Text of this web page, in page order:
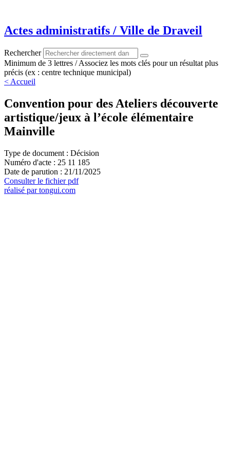
contenu
Actes administratifs / Ville de Draveil
Rechercher
Minimum de 3 lettres / Associez les mots clés pour un résultat plus
précis (ex : centre technique municipal)
< Accueil
Convention pour des Ateliers découverte
artistique/jeux à l’école élémentaire
Mainville
Type de document : Décision
Numéro d'acte : 25 11 185
Date de parution : 21/11/2025
Consulter le fichier pdf
réalisé par tongui.com